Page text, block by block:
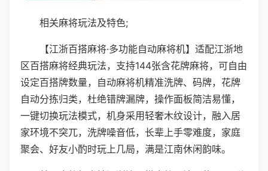
相关麻将玩法及特色;
【江浙百搭麻将·多功能自动麻将机】适配江浙地
区百搭麻将经典玩法，支持144张含花牌麻将，可自由
设定百搭牌数量，自动麻将机精准洗牌、码牌，花牌
自动分拣归类，杜绝错牌漏牌，操作面板简洁易懂，
一键切换玩法模式，机身采用轻奢木纹设计，融入居
家环境不突兀，洗牌噪音低，长辈上手零难度，家庭
聚会、好友小酌时玩上几局，满是江南休闲韵味。